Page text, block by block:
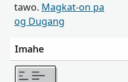
tawo. Magkat-on pa
og Dugang
Imahe
Dugang pa